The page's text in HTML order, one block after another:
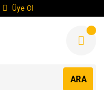
Üye Ol
ARA